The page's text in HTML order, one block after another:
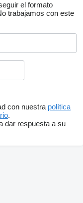
el formato
trabajamos con este
con nuestra política
.
dar respuesta a su